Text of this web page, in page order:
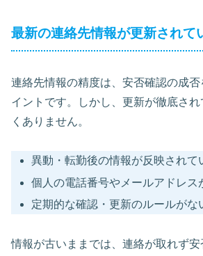
最新の連絡先情報が更新されて
連絡先情報の精度は、安否確認の成
イントです。しかし、更新が徹底さ
くありません。
異動・転勤後の情報が反映されて
個人の電話番号やメールアドレス
定期的な確認・更新のルールがな
情報が古いままでは、連絡が取れず